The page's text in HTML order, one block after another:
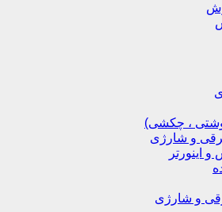
، چکشی)
و شارژی
اینورتر
و شارژی